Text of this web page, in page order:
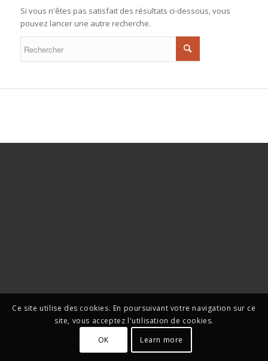
Si vous n'êtes pas satisfait des résultats ci-dessous, vous
pouvez lancer une autre recherche.
Ce site utilise des cookies. En poursuivant votre navigation sur ce
site, vous acceptez l'utilisation de cookies.
OK
Learn more